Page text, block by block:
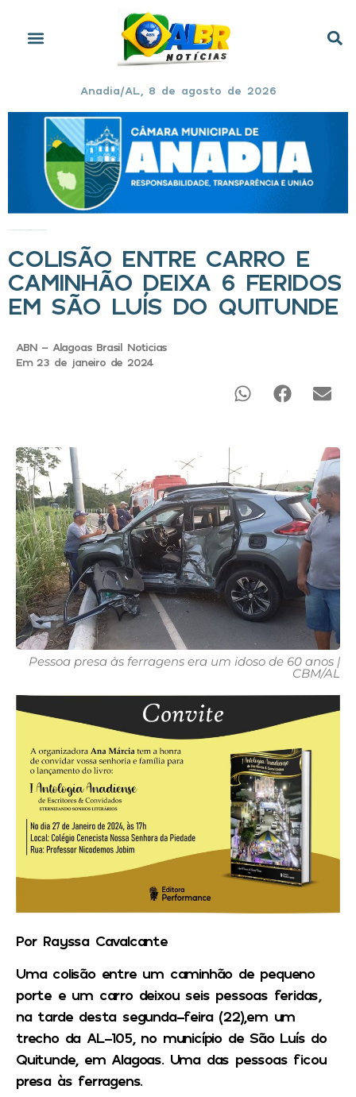
Anadia/AL, 8 de agosto de 2026
COLISÃO ENTRE CARRO E
CAMINHÃO DEIXA 6 FERIDOS
EM SÃO LUÍS DO QUITUNDE
ABN - Alagoas Brasil Noticias
Em 23 de janeiro de 2024
Pessoa presa às ferragens era um idoso de 60 anos |
CBM/AL
Por Rayssa Cavalcante
Uma colisão entre um caminhão de pequeno
porte e um carro deixou seis pessoas feridas,
na tarde desta segunda-feira (22),em um
trecho da AL-105, no município de São Luís do
Quitunde, em Alagoas. Uma das pessoas ficou
presa às ferragens.